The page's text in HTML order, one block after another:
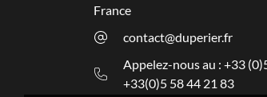
France
contact@duperier.fr
Appelez-nous au : +33
+33(0)5 58 44 21 83